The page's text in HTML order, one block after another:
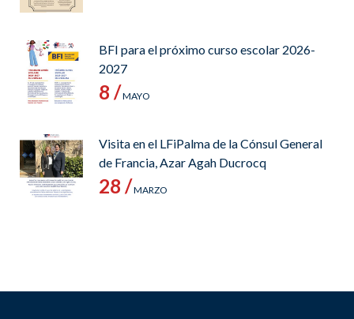
BFI para el próximo curso escolar 2026-
2027
8 /MAYO
Visita en el LFiPalma de la Cónsul General
de Francia, Azar Agah Ducrocq
28 /MARZO